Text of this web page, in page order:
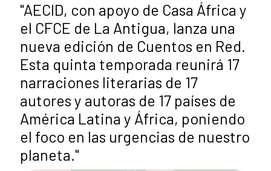
"AECID, con apoyo de Casa África y
el CFCE de La Antigua, lanza una
nueva edición de Cuentos en Red.
Esta quinta temporada reunirá 17
narraciones literarias de 17
autores y autoras de 17 países de
América Latina y África, poniendo
el foco en las urgencias de nuestro
planeta."